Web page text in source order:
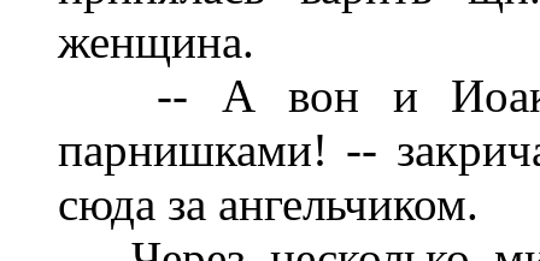
женщина.
-- А вон и
парнишками! --
сюда за ангельчиком.